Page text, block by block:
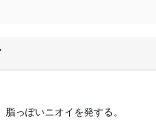
っぽいニオイを発する。